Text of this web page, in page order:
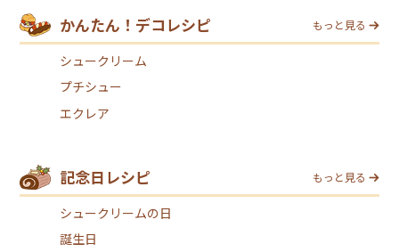
かんたん！デコレシピ もっと見る
シュークリーム
プチシュー
エクレア
記念日レシピ もっと見る
シュークリームの日
誕生日